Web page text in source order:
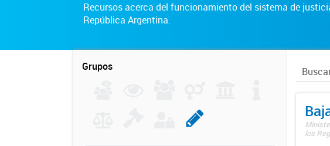
Recursos acerca del funcionamiento del sistema de
República Argentina.
Grupos
los